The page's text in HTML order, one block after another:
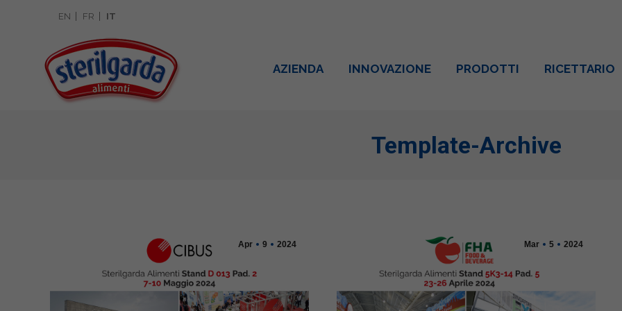
EN FR IT
AZIENDA INNOVAZIONE PRODOTTI RICETTARIO
Template-Archive
Apr 9 2024 Mar 5 2024